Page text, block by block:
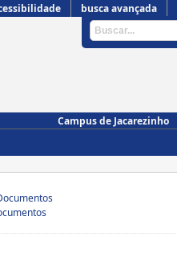
busca avançada
Campus de Jacarezinho